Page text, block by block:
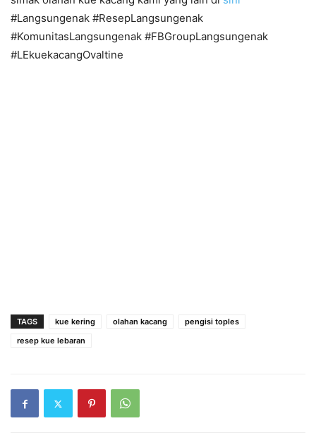
#Langsungenak #ResepLangsungenak
#KomunitasLangsungenak #FBGroupLangsungenak
#LEkuekacangOvaltine
TAGS kue kering olahan kacang
pengisi toples
resep kue lebaran